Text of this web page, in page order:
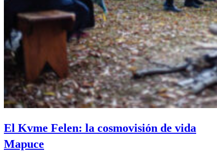
El Kvme Felen: la cosmovisión de vida
Mapuce